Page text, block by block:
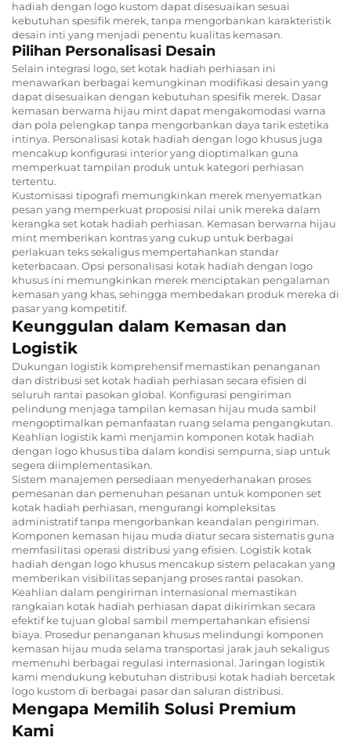
hadiah dengan logo kustom dapat disesuaikan sesuai
kebutuhan spesifik merek, tanpa mengorbankan karakteristik
desain inti yang menjadi penentu kualitas kemasan.
Pilihan Personalisasi Desain
Selain integrasi logo, set kotak hadiah perhiasan ini
menawarkan berbagai kemungkinan modifikasi desain yang
dapat disesuaikan dengan kebutuhan spesifik merek. Dasar
kemasan berwarna hijau mint dapat mengakomodasi warna
dan pola pelengkap tanpa mengorbankan daya tarik estetika
intinya. Personalisasi kotak hadiah dengan logo khusus juga
mencakup konfigurasi interior yang dioptimalkan guna
memperkuat tampilan produk untuk kategori perhiasan
tertentu.
Kustomisasi tipografi memungkinkan merek menyematkan
pesan yang memperkuat proposisi nilai unik mereka dalam
kerangka set kotak hadiah perhiasan. Kemasan berwarna hijau
mint memberikan kontras yang cukup untuk berbagai
perlakuan teks sekaligus mempertahankan standar
keterbacaan. Opsi personalisasi kotak hadiah dengan logo
khusus ini memungkinkan merek menciptakan pengalaman
kemasan yang khas, sehingga membedakan produk mereka di
pasar yang kompetitif.
Keunggulan dalam Kemasan dan
Logistik
Dukungan logistik komprehensif memastikan penanganan
dan distribusi set kotak hadiah perhiasan secara efisien di
seluruh rantai pasokan global. Konfigurasi pengiriman
pelindung menjaga tampilan kemasan hijau muda sambil
mengoptimalkan pemanfaatan ruang selama pengangkutan.
Keahlian logistik kami menjamin komponen kotak hadiah
dengan logo khusus tiba dalam kondisi sempurna, siap untuk
segera diimplementasikan.
Sistem manajemen persediaan menyederhanakan proses
pemesanan dan pemenuhan pesanan untuk komponen set
kotak hadiah perhiasan, mengurangi kompleksitas
administratif tanpa mengorbankan keandalan pengiriman.
Komponen kemasan hijau muda diatur secara sistematis guna
memfasilitasi operasi distribusi yang efisien. Logistik kotak
hadiah dengan logo khusus mencakup sistem pelacakan yang
memberikan visibilitas sepanjang proses rantai pasokan.
Keahlian dalam pengiriman internasional memastikan
rangkaian kotak hadiah perhiasan dapat dikirimkan secara
efektif ke tujuan global sambil mempertahankan efisiensi
biaya. Prosedur penanganan khusus melindungi komponen
kemasan hijau muda selama transportasi jarak jauh sekaligus
memenuhi berbagai regulasi internasional. Jaringan logistik
kami mendukung kebutuhan distribusi kotak hadiah bercetak
logo kustom di berbagai pasar dan saluran distribusi.
Mengapa Memilih Solusi Premium
Kami